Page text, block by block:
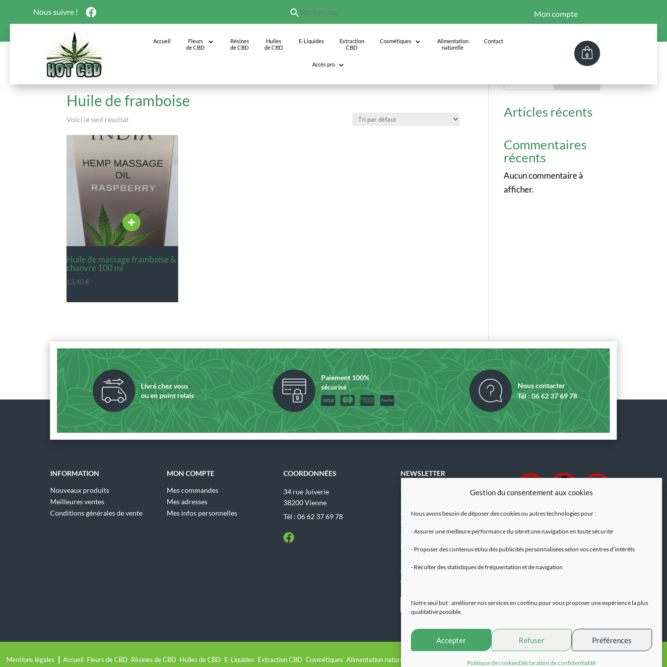
Gestion du consentement aux cookies
Nous avons besoin de déposer des cookies ou autres technologies pour :
- Assurer une meilleure performance du site et une navigation en toute sécurité
- Proposer des contenus et/ou des publicités personnalisées selon vos centres d’intérêts
- Récolter des statistiques de fréquentation et de navigation
Notre seul but : améliorer nos services en continu pour vous proposer une expérience la plus
qualitative possible.
Accepter Refuser Préférences
Politique de cookiesDéclaration de confidentialité
Nous suivre ! Mon compte
Accueil
Fleurs
de CBD
Résines
de CBD
Huiles
de CBD
E-Liquides
Extraction
CBD
Cosmétiques
Alimentation
naturelle
Contact
Accès pro
0
Accueil/ Produits identifiés “Huile de framboise”
Huile de framboise
Voici le seul résultat
huile de massage framboise &
chanvre 100 ml
13,40€
Articles récents
Commentaires
récents
Aucun commentaire à
afficher.
Livré chez vous
ou en point relais
Paiement 100%
sécurisé
Nous contacter
Tél : 06 62 37 69 78
INFORMATION
Nouveaux produits
Meilleures ventes
Conditions générales de vente
MON COMPTE
Mes commandes
Mes adresses
Mes infos personnelles
COORDONNÉES
34 rue Juiverie
38200 Vienne
Tél : 06 62 37 69 78
NEWSLETTER
Votre adresse de messagerie est
uniquement utilisée pour vous
envoyer les mailings.
Vous pouvez à tout moment
utiliser le lien de
désabonnement intégré dans les
Pour en savoir plus, consultez nos
mentions légales.
Mentions légales Accueil Fleurs de CBD Résines de CBD Huiles de CBD E-Liquides Extraction CBD Cosmétiques Alimentation naturelle Contact Site réalisé par